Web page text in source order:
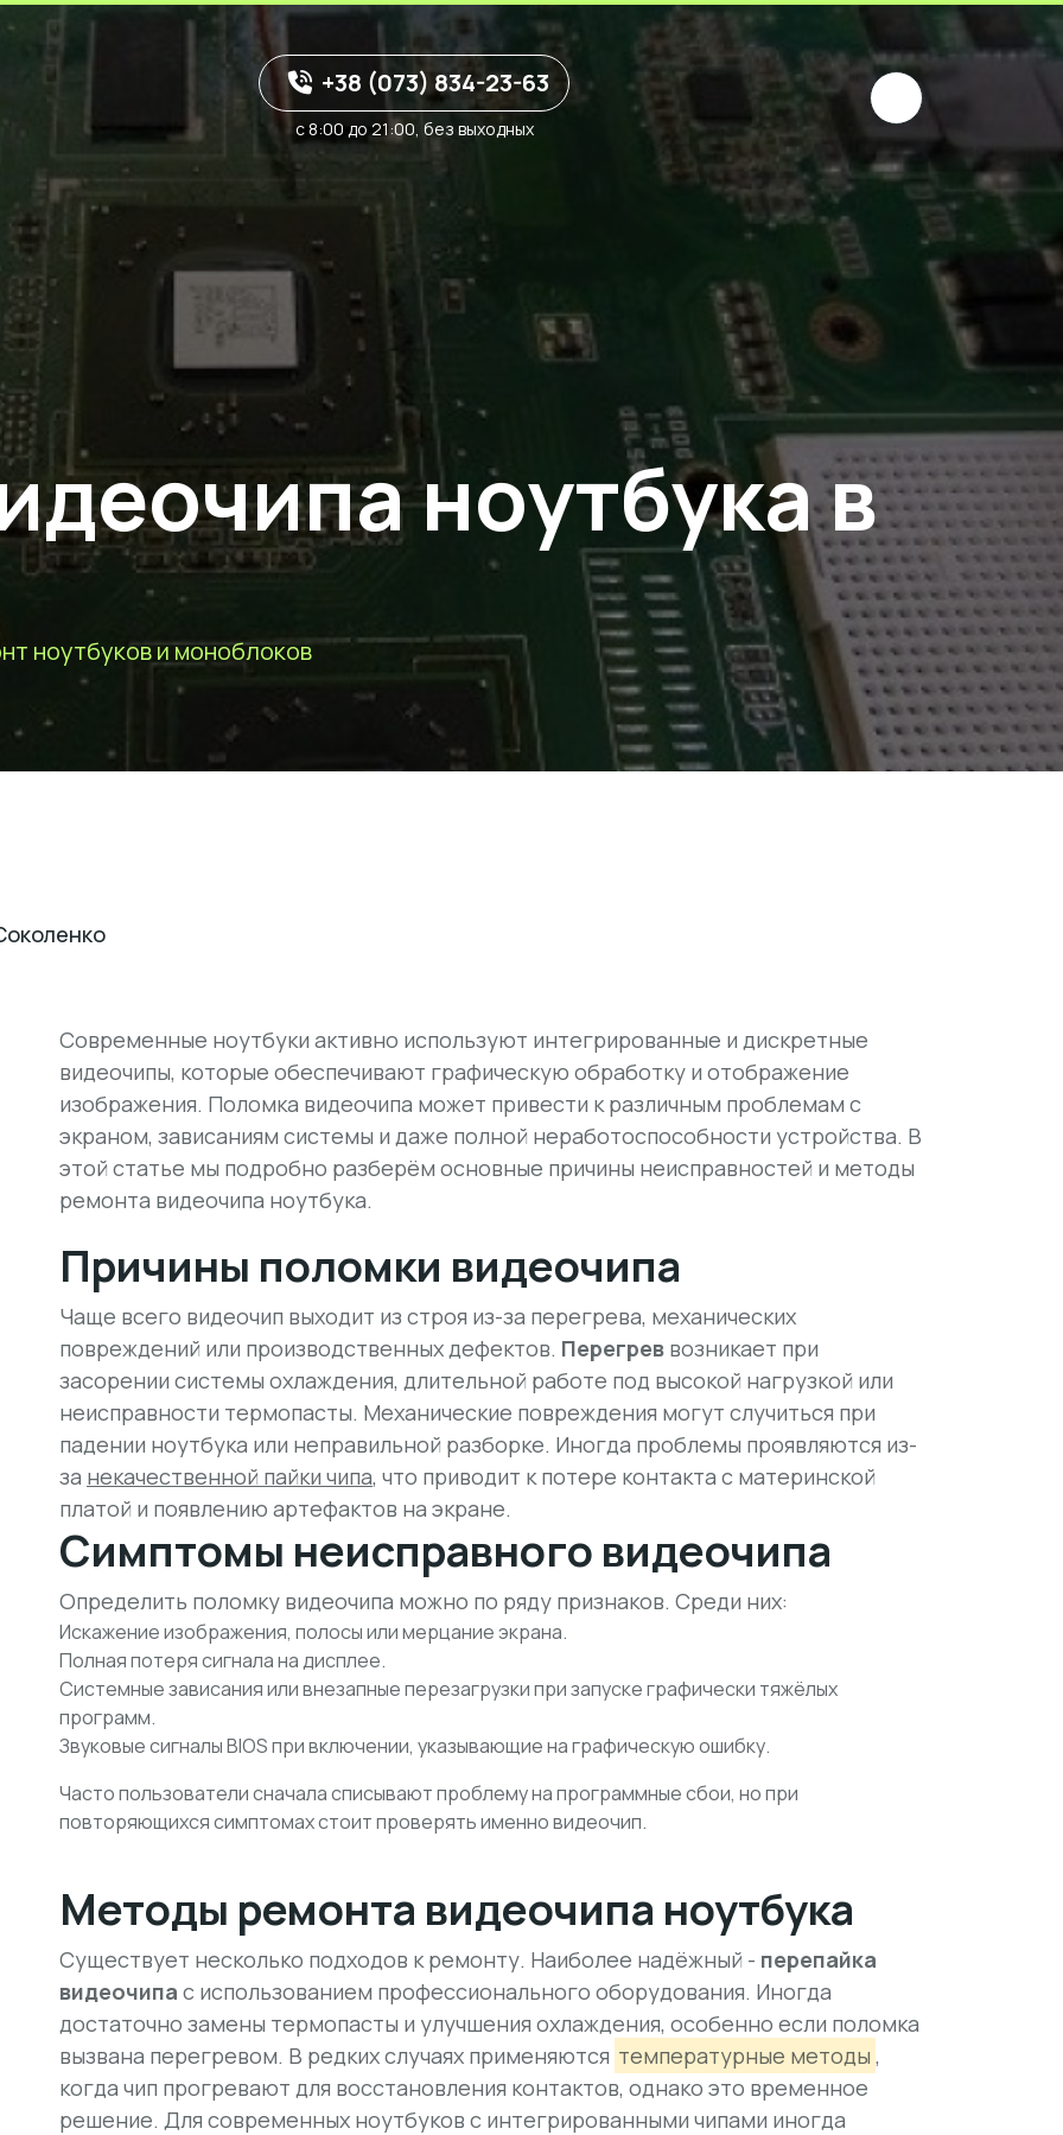
+38 (073) 834-23-63
с 8:00 до 21:00, без выходных
ноутбука в
ноутбуков и моноблоков
Современные ноутбуки активно используют интегрированные и дискретные
видеочипы, которые обеспечивают графическую обработку и отображение
изображения. Поломка видеочипа может привести к различным проблемам с
экраном, зависаниям системы и даже полной неработоспособности устройства. В
этой статье мы подробно разберём основные причины неисправностей и методы
ремонта видеочипа ноутбука.
Причины поломки видеочипа
Чаще всего видеочип выходит из строя из-за перегрева, механических
повреждений или производственных дефектов. Перегрев возникает при
засорении системы охлаждения, длительной работе под высокой нагрузкой или
неисправности термопасты. Механические повреждения могут случиться при
падении ноутбука или неправильной разборке. Иногда проблемы проявляются из-
за некачественной пайки чипа, что приводит к потере контакта с материнской
платой и появлению артефактов на экране.
Симптомы неисправного видеочипа
Определить поломку видеочипа можно по ряду признаков. Среди них:
Искажение изображения, полосы или мерцание экрана.
Полная потеря сигнала на дисплее.
Системные зависания или внезапные перезагрузки при запуске графически тяжёлых
программ.
Звуковые сигналы BIOS при включении, указывающие на графическую ошибку.
Часто пользователи сначала списывают проблему на программные сбои, но при
повторяющихся симптомах стоит проверять именно видеочип.
Методы ремонта видеочипа ноутбука
Существует несколько подходов к ремонту. Наиболее надёжный - перепайка
видеочипа с использованием профессионального оборудования. Иногда
достаточно замены термопасты и улучшения охлаждения, особенно если поломка
вызвана перегревом. В редких случаях применяются температурные методы ,
когда чип прогревают для восстановления контактов, однако это временное
решение. Для современных ноутбуков с интегрированными чипами иногда